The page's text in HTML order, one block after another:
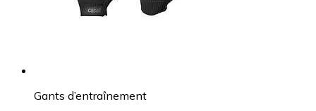
Gants d’entraînement